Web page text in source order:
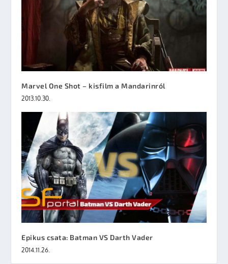
Marvel One Shot – kisfilm a Mandarinról
2013.10.30.
Epikus csata: Batman VS Darth Vader
2014.11.26.